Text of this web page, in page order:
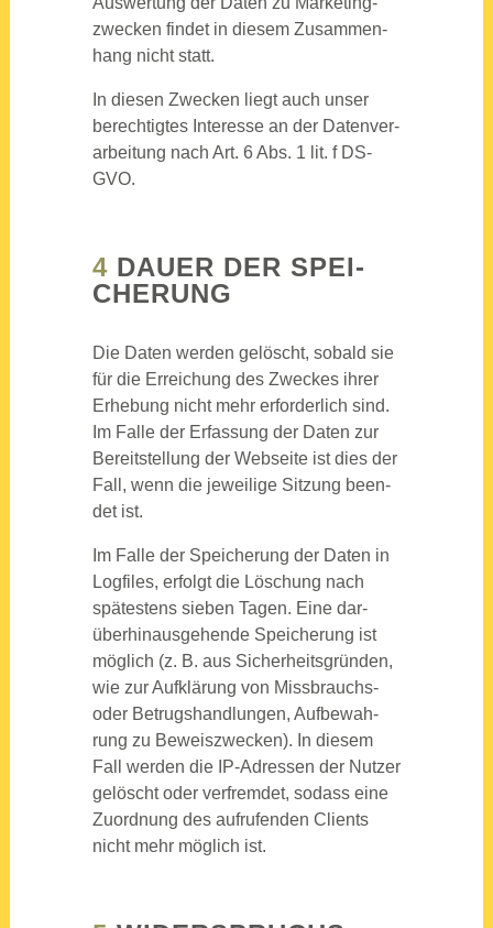
zwe­cken fin­det in die­sem Zusam­men­
hang nicht statt.
In die­sen Zwe­cken liegt auch unser
berech­tig­tes Inter­es­se an der Daten­ver­
ar­bei­tung nach Art. 6 Abs. 1 lit. f DS-
GVO.
4 DAU­ER DER SPEI­
CHE­RUNG
Die Daten wer­den gelöscht, sobald sie
für die Errei­chung des Zwe­ckes ihrer
Erhe­bung nicht mehr erfor­der­lich sind.
Im Fal­le der Erfas­sung der Daten zur
Bereit­stel­lung der Web­sei­te ist dies der
Fall, wenn die jewei­li­ge Sit­zung been­
det ist.
Im Fal­le der Spei­che­rung der Daten in
Log­files, erfolgt die Löschung nach
spä­tes­tens sie­ben Tagen. Eine dar­
über­hin­aus­ge­hen­de Spei­che­rung ist
mög­lich (z. B. aus Sicher­heits­grün­den,
wie zur Auf­klä­rung von Miss­brauchs-
oder Betrugs­hand­lun­gen, Auf­be­wah­
rung zu Beweis­zwe­cken). In die­sem
Fall wer­den die IP-Adres­sen der Nut­zer
gelöscht oder ver­frem­det, sodass eine
Zuord­nung des auf­ru­fen­den Cli­ents
nicht mehr mög­lich ist.